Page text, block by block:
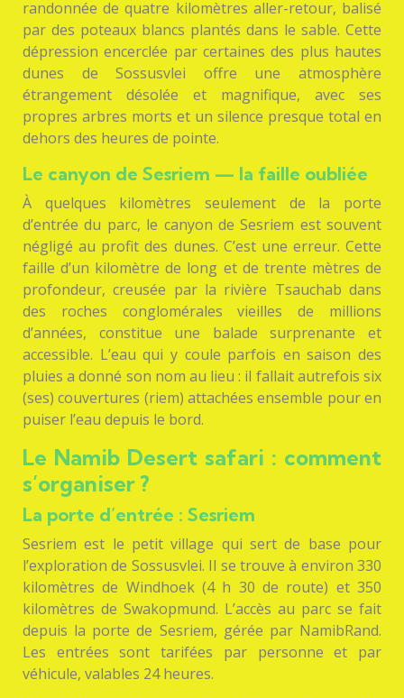
randonnée de quatre kilomètres aller-retour, balisé
par des poteaux blancs plantés dans le sable. Cette
dépression encerclée par certaines des plus hautes
dunes de Sossusvlei offre une atmosphère
étrangement désolée et magnifique, avec ses
propres arbres morts et un silence presque total en
dehors des heures de pointe.
Le canyon de Sesriem — la faille oubliée
À quelques kilomètres seulement de la porte
d’entrée du parc, le canyon de Sesriem est souvent
négligé au profit des dunes. C’est une erreur. Cette
faille d’un kilomètre de long et de trente mètres de
profondeur, creusée par la rivière Tsauchab dans
des roches conglomérales vieilles de millions
d’années, constitue une balade surprenante et
accessible. L’eau qui y coule parfois en saison des
pluies a donné son nom au lieu : il fallait autrefois six
(ses) couvertures (riem) attachées ensemble pour en
puiser l’eau depuis le bord.
Le Namib Desert safari : comment
s’organiser ?
La porte d’entrée : Sesriem
Sesriem est le petit village qui sert de base pour
l’exploration de Sossusvlei. Il se trouve à environ 330
kilomètres de Windhoek (4 h 30 de route) et 350
kilomètres de Swakopmund. L’accès au parc se fait
depuis la porte de Sesriem, gérée par NamibRand.
Les entrées sont tarifées par personne et par
véhicule, valables 24 heures.